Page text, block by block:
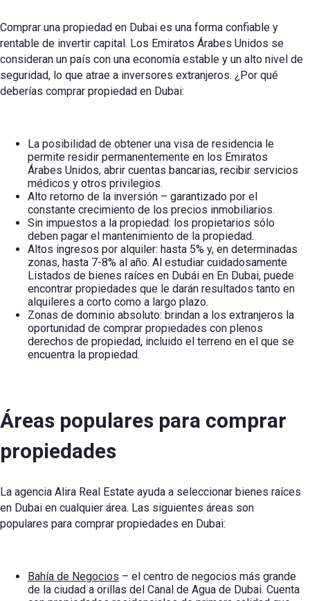
Comprar una propiedad en Dubai es una forma confiable y
rentable de invertir capital. Los Emiratos Árabes Unidos se
consideran un país con una economía estable y un alto nivel de
seguridad, lo que atrae a inversores extranjeros. ¿Por qué
deberías comprar propiedad en Dubai:
La posibilidad de obtener una visa de residencia le
permite residir permanentemente en los Emiratos
Árabes Unidos, abrir cuentas bancarias, recibir servicios
médicos y otros privilegios.
Alto retorno de la inversión – garantizado por el
constante crecimiento de los precios inmobiliarios.
Sin impuestos a la propiedad: los propietarios sólo
deben pagar el mantenimiento de la propiedad.
Altos ingresos por alquiler: hasta 5% y, en determinadas
zonas, hasta 7-8% al año. Al estudiar cuidadosamente
Listados de bienes raíces en Dubái en En Dubai, puede
encontrar propiedades que le darán resultados tanto en
alquileres a corto como a largo plazo.
Zonas de dominio absoluto: brindan a los extranjeros la
oportunidad de comprar propiedades con plenos
derechos de propiedad, incluido el terreno en el que se
encuentra la propiedad.
Áreas populares para comprar
propiedades
La agencia Alira Real Estate ayuda a seleccionar bienes raíces
en Dubai en cualquier área. Las siguientes áreas son
populares para comprar propiedades en Dubai:
Bahía de Negocios – el centro de negocios más grande
de la ciudad a orillas del Canal de Agua de Dubai. Cuenta